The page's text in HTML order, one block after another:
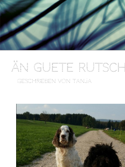
Än guete Rutsch
geschrieben von Tanja